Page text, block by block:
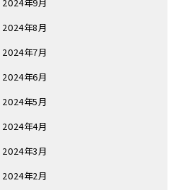
2024年8月
2024年7月
2024年6月
2024年5月
2024年4月
2024年3月
2024年2月